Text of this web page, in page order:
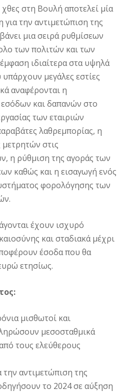
στη Βουλή αποτελεί μία
την αντιμετώπιση της
μια σειρά ρυθμίσεων
των πολιτών και των
ιδιαίτερα στα υψηλά
μεγάλες εστίες
αναφέρονται η
και δαπανών στο
των εταιριών
λαθρεμπορίας, η
στις
η ρύθμιση της αγοράς των
καθώς και η εισαγωγή ενός
φορολόγησης των
έχουν ισχυρό
και σταδιακά μέχρι
έσοδα που θα
ετησίως.
μισθωτοί και
μεσοσταθμικά
τους ελεύθερους
την αντιμετώπιση της
το 2024 σε αύξηση